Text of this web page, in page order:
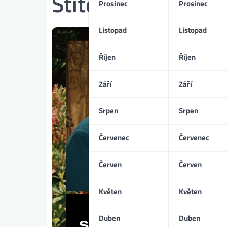
Prosinec
Listopad
Říjen
Září
Srpen
Červenec
Červen
Květen
Duben
Prosinec
Listopad
Říjen
Září
Srpen
Červenec
Červen
Květen
Duben